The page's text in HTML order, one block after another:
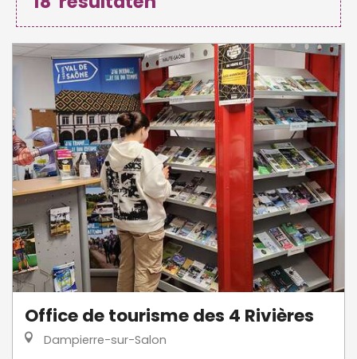
Office de tourisme des 4 Rivières
Dampierre-sur-Salon